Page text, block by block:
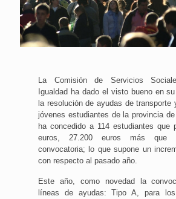
La Comisión de Servicios
Igualdad ha dado el visto bueno en
la resolución de ayudas de transporte
jóvenes estudiantes de la provincia
ha concedido a 114 estudiantes que
euros, 27.200 euros más que
convocatoria; lo que supone un
con respecto al pasado año.
Este año, como novedad la
líneas de ayudas: Tipo A, para